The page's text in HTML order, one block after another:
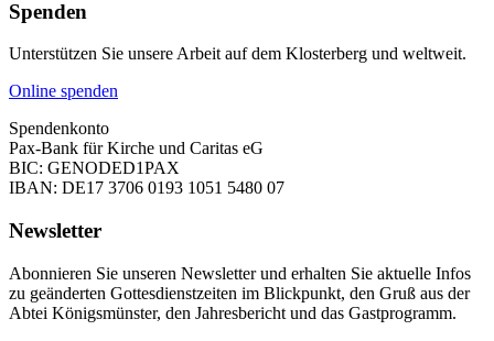
Spenden
Unterstützen Sie unsere Arbeit auf dem Klosterberg und weltweit.
Online spenden
Spendenkonto
Pax-Bank für Kirche und Caritas eG
BIC: GENODED1PAX
IBAN: DE17 3706 0193 1051 5480 07
Newsletter
Abonnieren Sie unseren Newsletter und erhalten Sie aktuelle Infos
zu geänderten Gottesdienstzeiten im Blickpunkt, den Gruß aus der
Abtei Königsmünster, den Jahresbericht und das Gastprogramm.